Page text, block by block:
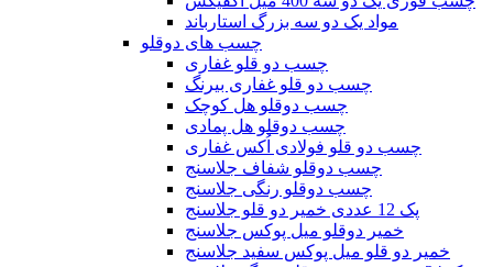
مواد یک دو سه بزرگ استارباند
چسب های دوقلو
چسب دو قلو غفاری
چسب دو قلو غفاری بیرنگ
چسب دوقلو هل کوچک
چسب دوقلو هل پمادی
چسب دو قلو فولادی اُکس غفاری
چسب دوقلو شفاف جلاسنج
چسب دوقلو رنگی جلاسنج
پک 12 عددی خمیر دو قلو جلاسنج
خمیر دوقلو میل پوکس جلاسنج
خمیر دو قلو میل پوکس سفید جلاسنج